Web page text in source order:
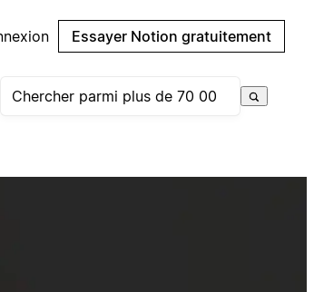
Essayer Notion gratuitement